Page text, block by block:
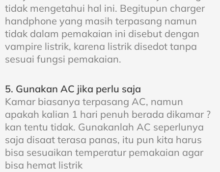
tidak mengetahui hal ini. Begitupun charger
handphone yang masih terpasang namun
tidak dalam pemakaian ini disebut dengan
vampire listrik, karena listrik disedot tanpa
sesuai fungsi pemakaian.
5. Gunakan AC jika perlu saja
Kamar biasanya terpasang AC, namun
apakah kalian 1 hari penuh berada dikamar ?
kan tentu tidak. Gunakanlah AC seperlunya
saja disaat terasa panas, itu pun kita harus
bisa sesuaikan temperatur pemakaian agar
bisa hemat listrik